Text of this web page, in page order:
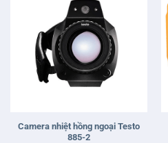
Camera nhiệt hồng ngoại Testo
885-2